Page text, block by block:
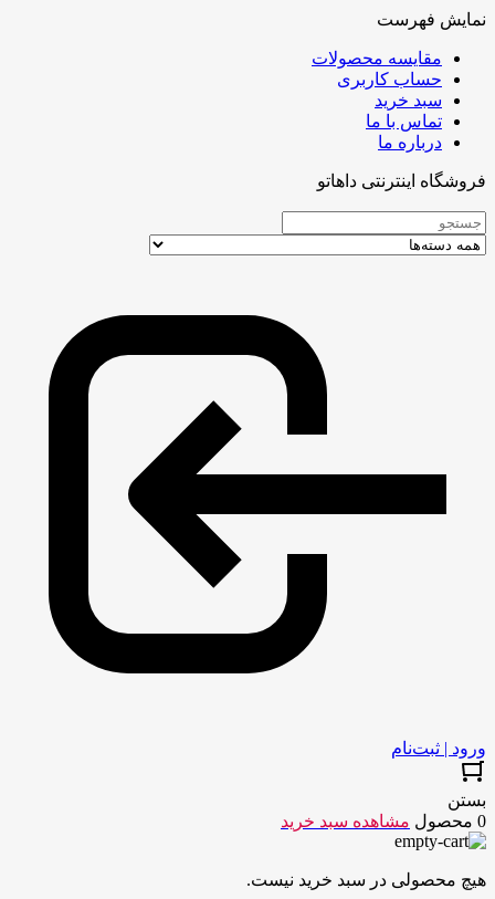
نمایش فهرست
مقایسه محصولات
حساب کاربری
سبد خرید
تماس با ما
درباره ما
فروشگاه اینترنتی داهاتو
ورود | ثبت‌نام
بستن
0 محصول
مشاهده سبد خرید
هیچ محصولی در سبد خرید نیست.